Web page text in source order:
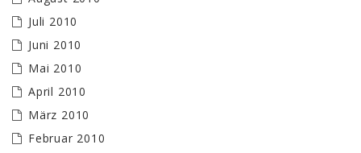
Juli 2010
Juni 2010
Mai 2010
April 2010
März 2010
Februar 2010